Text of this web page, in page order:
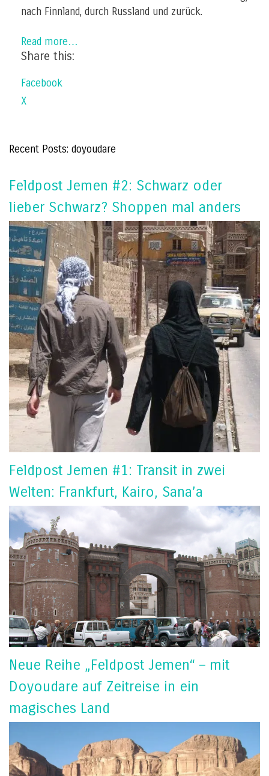
nach Finnland, durch Russland und zurück.
Read more…
Share this:
Facebook
X
Recent Posts: doyoudare
Feldpost Jemen #2: Schwarz oder
lieber Schwarz? Shoppen mal anders
Feldpost Jemen #1: Transit in zwei
Welten: Frankfurt, Kairo, Sana’a
Neue Reihe „Feldpost Jemen“ – mit
Doyoudare auf Zeitreise in ein
magisches Land